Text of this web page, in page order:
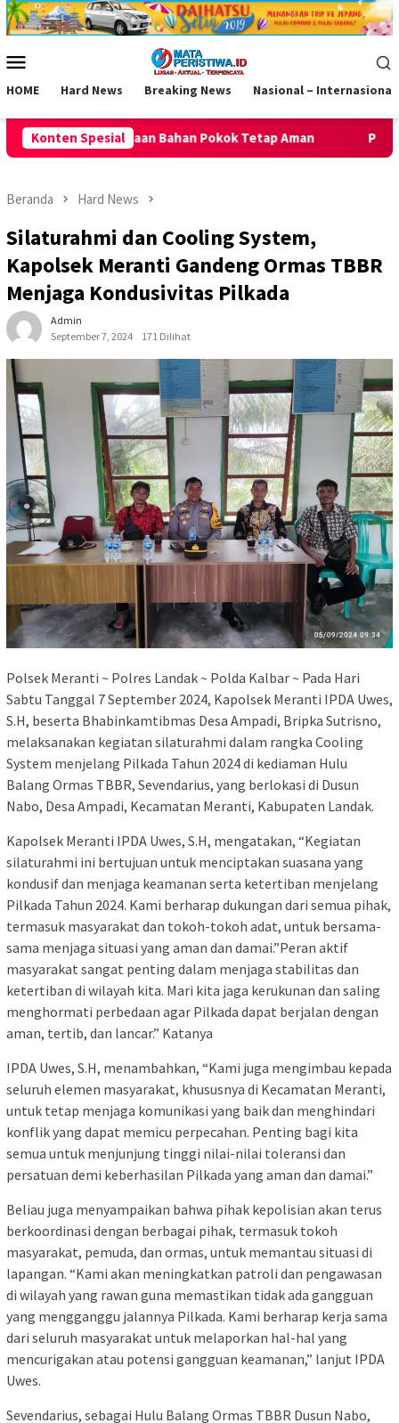
Loncat
ke
Mobile
HOME Hard News Breaking News Nasional – Internasional
Konten Spesial
Tetap Aman Polsek Kawali Pastikan Jalan Sehat
Beranda Hard News
Silaturahmi dan Cooling System,
Kapolsek Meranti Gandeng Ormas TBBR
Menjaga Kondusivitas Pilkada
Admin
September 7, 2024
171 Dilihat
Polsek Meranti ~ Polres Landak ~ Polda Kalbar ~ Pada Hari
Sabtu Tanggal 7 September 2024, Kapolsek Meranti IPDA Uwes,
S.H, beserta Bhabinkamtibmas Desa Ampadi, Bripka Sutrisno,
melaksanakan kegiatan silaturahmi dalam rangka Cooling
System menjelang Pilkada Tahun 2024 di kediaman Hulu
Balang Ormas TBBR, Sevendarius, yang berlokasi di Dusun
Nabo, Desa Ampadi, Kecamatan Meranti, Kabupaten Landak.
Kapolsek Meranti IPDA Uwes, S.H, mengatakan, “Kegiatan
silaturahmi ini bertujuan untuk menciptakan suasana yang
kondusif dan menjaga keamanan serta ketertiban menjelang
Pilkada Tahun 2024. Kami berharap dukungan dari semua pihak,
termasuk masyarakat dan tokoh-tokoh adat, untuk bersama-
sama menjaga situasi yang aman dan damai.”Peran aktif
masyarakat sangat penting dalam menjaga stabilitas dan
ketertiban di wilayah kita. Mari kita jaga kerukunan dan saling
menghormati perbedaan agar Pilkada dapat berjalan dengan
aman, tertib, dan lancar.” Katanya
IPDA Uwes, S.H, menambahkan, “Kami juga mengimbau kepada
seluruh elemen masyarakat, khususnya di Kecamatan Meranti,
untuk tetap menjaga komunikasi yang baik dan menghindari
konflik yang dapat memicu perpecahan. Penting bagi kita
semua untuk menjunjung tinggi nilai-nilai toleransi dan
persatuan demi keberhasilan Pilkada yang aman dan damai.”
Beliau juga menyampaikan bahwa pihak kepolisian akan terus
berkoordinasi dengan berbagai pihak, termasuk tokoh
masyarakat, pemuda, dan ormas, untuk memantau situasi di
lapangan. “Kami akan meningkatkan patroli dan pengawasan
di wilayah yang rawan guna memastikan tidak ada gangguan
yang mengganggu jalannya Pilkada. Kami berharap kerja sama
dari seluruh masyarakat untuk melaporkan hal-hal yang
mencurigakan atau potensi gangguan keamanan,” lanjut IPDA
Uwes.
Sevendarius, sebagai Hulu Balang Ormas TBBR Dusun Nabo,